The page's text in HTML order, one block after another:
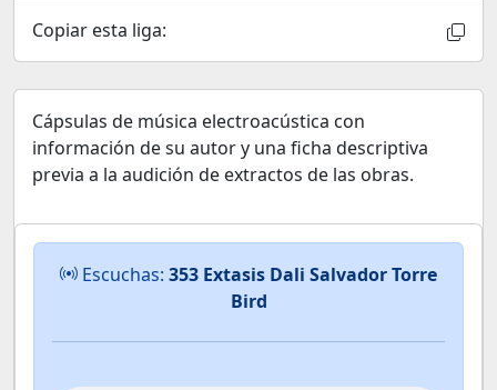
Copiar esta liga:
Cápsulas de música electroacústica con
información de su autor y una ficha descriptiva
previa a la audición de extractos de las obras.
Escuchas: 353 Extasis Dali Salvador Torre
Bird